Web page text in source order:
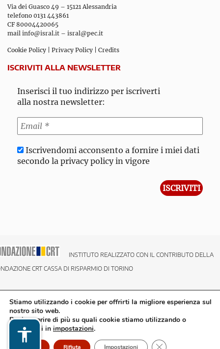
Via dei Guasco 49 – 15121 Alessandria
telefono 0131 443861
CF 80004420065
mail info@isral.it – isral@pec.it
Cookie Policy Privacy Policy Credits
ISCRIVITI ALLA NEWSLETTER
Inserisci il tuo indirizzo per iscriverti
alla nostra newsletter:
Iscrivendomi acconsento a fornire i miei dati
secondo la privacy policy in vigore
INSTITUTO REALIZZATO CON IL CONTRIBUTO DELLA
CRT CASSA DI RISPARMIO DI TORINO
Stiamo utilizzando i cookie per offrirti la migliore esperienza sul
nostro sito web.
Puoi scoprire di più su quali cookie stiamo utilizzando o
disattivarli in impostazioni.
Accetto Rifiuta Impostazioni Close GDPR